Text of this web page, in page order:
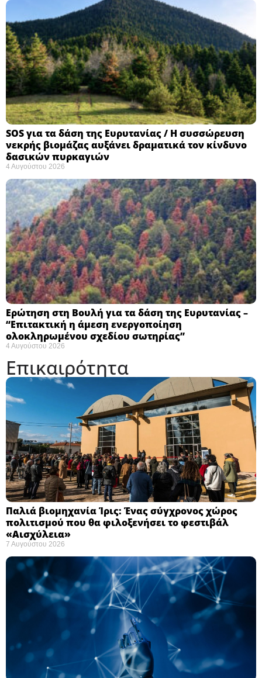
SOS για τα δάση της Ευρυτανίας / Η συσσώρευση
νεκρής βιομάζας αυξάνει δραματικά τον κίνδυνο
δασικών πυρκαγιών
4 Αυγούστου 2026
Ερώτηση στη Βουλή για τα δάση της Ευρυτανίας –
“Eπιτακτική η άμεση ενεργοποίηση
ολοκληρωμένου σχεδίου σωτηρίας”
4 Αυγούστου 2026
Επικαιρότητα
Παλιά βιομηχανία Ίρις: Ένας σύγχρονος χώρος
πολιτισμού που θα φιλοξενήσει το φεστιβάλ
«Αισχύλεια» ​
7 Αυγούστου 2026